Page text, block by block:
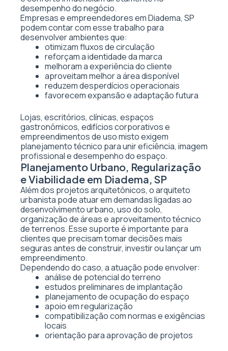
desempenho do negócio.
Empresas e empreendedores em Diadema, SP
podem contar com esse trabalho para
desenvolver ambientes que:
otimizam fluxos de circulação
reforçam a identidade da marca
melhoram a experiência do cliente
aproveitam melhor a área disponível
reduzem desperdícios operacionais
favorecem expansão e adaptação futura
Lojas, escritórios, clínicas, espaços
gastronômicos, edifícios corporativos e
empreendimentos de uso misto exigem
planejamento técnico para unir eficiência, imagem
profissional e desempenho do espaço.
Planejamento Urbano, Regularização
e Viabilidade em Diadema, SP
Além dos projetos arquitetônicos, o arquiteto
urbanista pode atuar em demandas ligadas ao
desenvolvimento urbano, uso do solo,
organização de áreas e aproveitamento técnico
de terrenos. Esse suporte é importante para
clientes que precisam tomar decisões mais
seguras antes de construir, investir ou lançar um
empreendimento.
Dependendo do caso, a atuação pode envolver:
análise de potencial do terreno
estudos preliminares de implantação
planejamento de ocupação do espaço
apoio em regularização
compatibilização com normas e exigências
locais
orientação para aprovação de projetos